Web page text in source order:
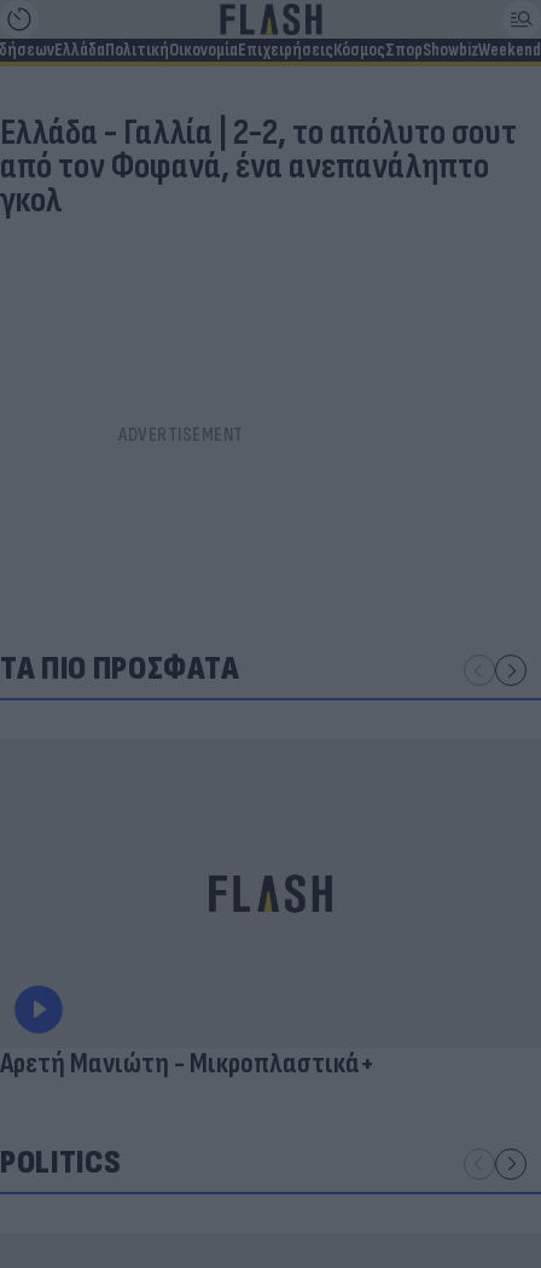
ΕλλάδαΠολιτικήΟικονομίαΕπιχειρήσειςΚόσμοςΣπορShowbizWeekend
Ελλάδα - Γαλλία | 2-2, το απόλυτο σουτ
από τον Φοφανά, ένα ανεπανάληπτο
γκολ
ΤΑ ΠΙΟ ΠΡΟΣΦΑΤΑ
Αρετή Μανιώτη - Μικροπλαστικά+
POLITICS